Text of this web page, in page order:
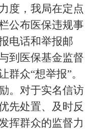
度，我局在定点
公布医保违规事
电话和举报邮
到医保基金监督
群众“想举报”。
。对于实名信访
先处置、及时反
挥群众的监督力